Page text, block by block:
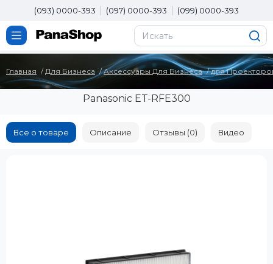
(093) 0000-393 (097) 0000-393 (099) 0000-393
Главная Для Бизнеса Аксессуары Для Бизнеса для
Panasonic ET-RFE300
Все о товаре Описание Отзывы (0) Видео